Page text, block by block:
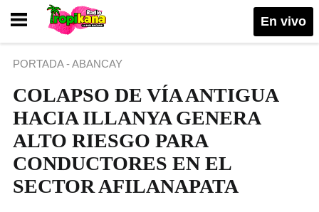
En vivo
PORTADA-ABANCAY
COLAPSO DE VÍA ANTIGUA
HACIA ILLANYA GENERA
ALTO RIESGO PARA
CONDUCTORES EN EL
SECTOR AFILANAPATA